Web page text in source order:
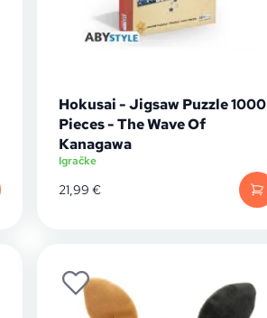
Hokusai - Jigsaw Puzzle 1000
Pieces - The Wave Of
Kanagawa
Igračke
21,99 €